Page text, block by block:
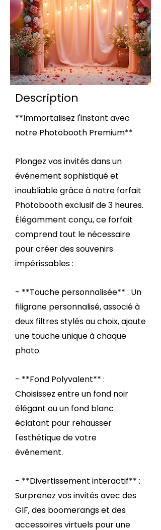
Description
**Immortalisez l'instant avec
notre Photobooth Premium**
Plongez vos invités dans un
événement sophistiqué et
inoubliable grâce à notre forfait
Photobooth exclusif de 3 heures.
Élégamment conçu, ce forfait
comprend tout le nécessaire
pour créer des souvenirs
impérissables :
- **Touche personnalisée** : Un
filigrane personnalisé, associé à
deux filtres stylés au choix, ajoute
une touche unique à chaque
photo.
- **Fond Polyvalent** :
Choisissez entre un fond noir
élégant ou un fond blanc
éclatant pour rehausser
l'esthétique de votre
événement.
- **Divertissement interactif** :
Surprenez vos invités avec des
GIF, des boomerangs et des
accessoires virtuels pour une